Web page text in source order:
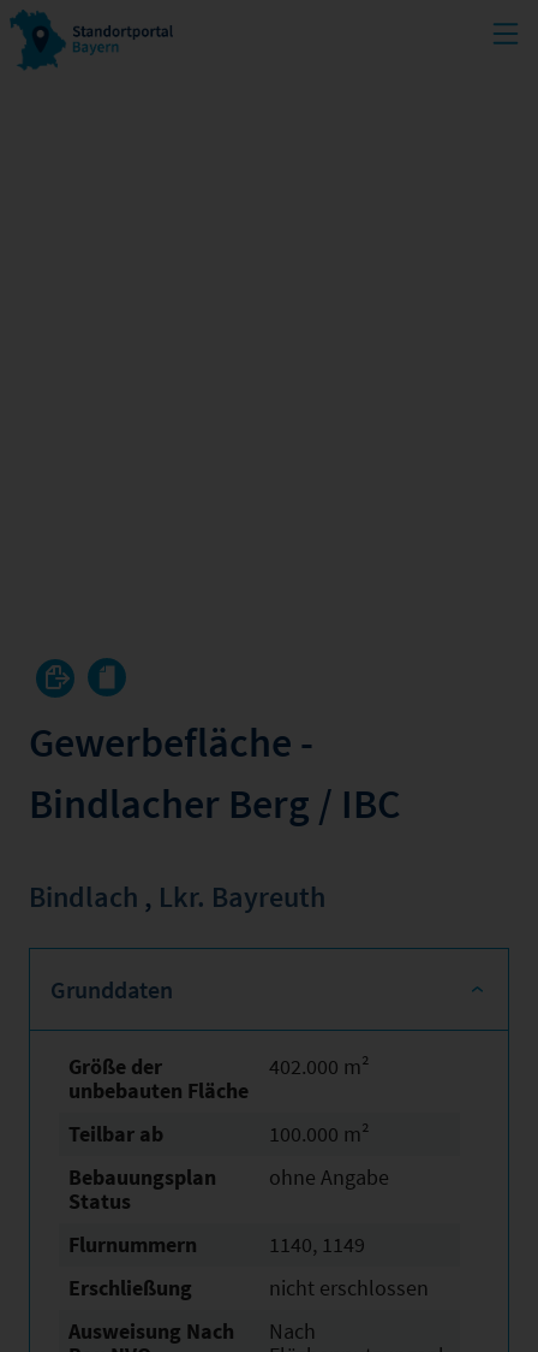
Gewerbefläche -
Bindlacher Berg / IBC
Bindlach , Lkr. Bayreuth
Grunddaten
Größe der
unbebauten Fläche
402.000 m²
Teilbar ab
100.000 m²
Bebauungsplan
Status
ohne Angabe
Flurnummern
1140, 1149
Erschließung
nicht erschlossen
Ausweisung Nach
Nach